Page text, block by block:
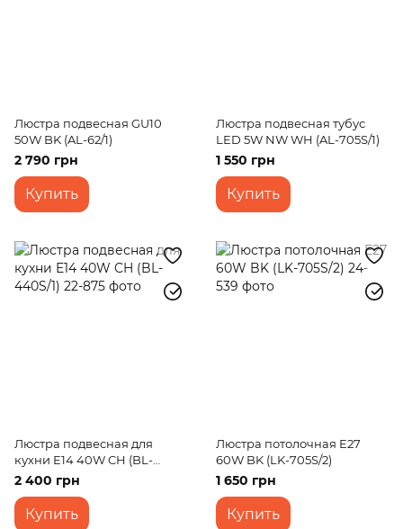
Люстра подвесная GU10
50W BK (AL-62/1)
2 790 грн
Купить
Люстра подвесная тубус
LED 5W NW WH (AL-705S/1)
1 550 грн
Купить
Люстра подвесная для
кухни E14 40W CH (BL-
440S/1)
2 400 грн
Купить
Люстра потолочная E27
60W BK (LK-705S/2)
1 650 грн
Купить